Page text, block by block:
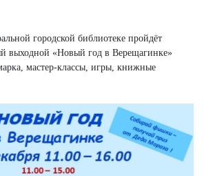
городской библиотеке пройдёт
выходной «Новый год в Верещагинке»
мастер-классы, игры, книжные